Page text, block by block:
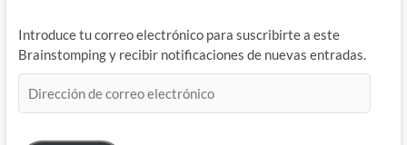
Introduce tu correo electrónico para suscribirte a este
Brainstomping y recibir notificaciones de nuevas entradas.
de